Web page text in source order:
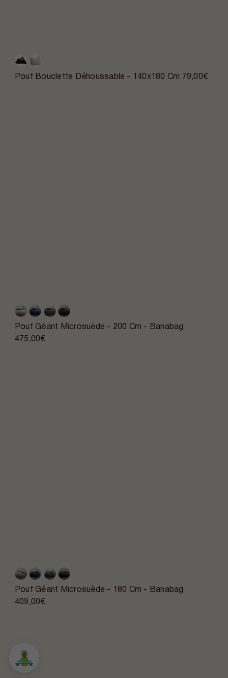
Pouf Bouclette Déhoussable - 140x180 Cm 79,00€
Pouf Géant Microsuède - 200 Cm - Banabag
475,00€
Pouf Géant Microsuède - 180 Cm - Banabag
409,00€